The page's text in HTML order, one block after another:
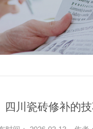
四川瓷砖修补的